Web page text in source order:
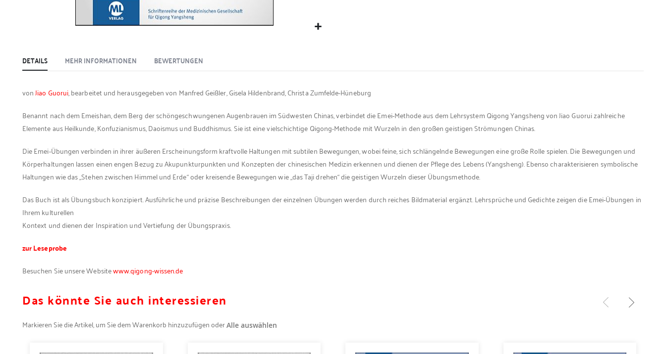
DETAILS
vonJiao Guorui, bearbeitet und herausgegeben von Manfred Geißler, Gisela Hildenbrand, Christa Zumfelde-Hüneburg
Benannt nach dem Emeishan, dem Berg der schöngeschwungenen Augenbrauen im Südwesten Chinas, verbindet die Emei-Methode aus dem Lehrsystem Qigong Yangsheng von Jiao Guorui zahlreiche
Elemente aus Heilkunde, Konfuzianismus, Daoismus und Buddhismus. Sie ist eine vielschichtige Qigong-Methode mit Wurzeln in den großen geistigen Strömungen Chinas.
Die Emei-Übungen verbinden in ihrer äußeren Erscheinungsform kraftvolle Haltungen mit subtilen Bewegungen, wobei feine, sich schlängelnde Bewegungen eine große Rolle spielen. Die Bewegungen und
Körperhaltungen lassen einen engen Bezug zu Akupunkturpunkten und Konzepten der chinesischen Medizin erkennen und dienen der Pflege des Lebens (Yangsheng). Ebenso charakterisieren symbolische
Haltungen wie das „Stehen zwischen Himmel und Erde“ oder kreisende Bewegungen wie „das Taji drehen“ die geistigen Wurzeln dieser Übungsmethode.
Das Buch ist als Übungsbuch konzipiert. Ausführliche und präzise Beschreibungen der einzelnen Übungen werden durch reiches Bildmaterial ergänzt. Lehrsprüche und Gedichte zeigen die Emei-Übungen in
Ihrem kulturellen
Kontext und dienen der Inspiration und Vertiefung der Übungspraxis.
zur Leseprobe
Besuchen Sie unsere Websitewww.qigong-wissen.de
MEHR INFORMATIONEN BEWERTUNGEN
Das könnte Sie auch interessieren
Markieren Sie die Artikel, um Sie dem Warenkorb hinzuzufügen oderAlle auswählen